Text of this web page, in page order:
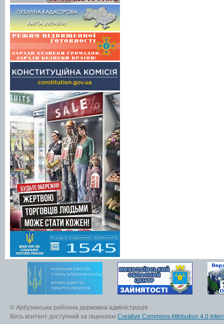
© Арбузинська районна державна адміністрація
Весь контент доступний за ліцензією Creative Commons Attribution 4.0